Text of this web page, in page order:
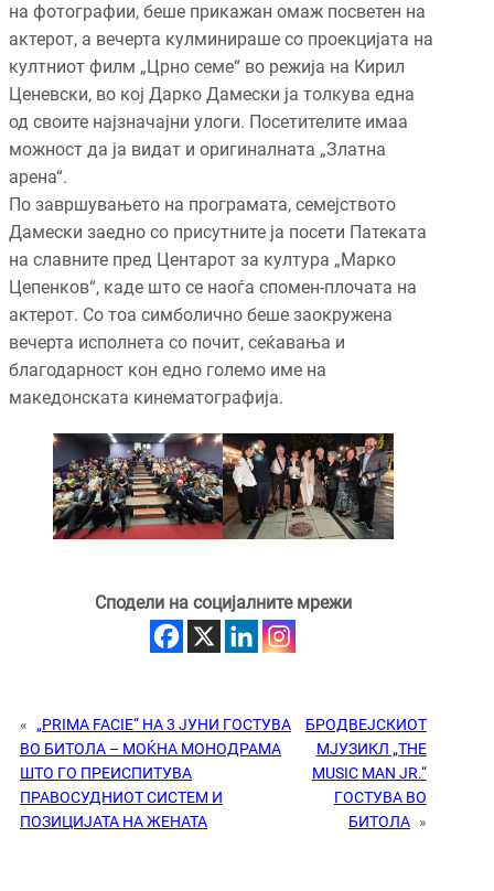
на фотографии, беше прикажан омаж посветен на
актерот, а вечерта кулминираше со проекцијата на
култниот филм „Црно семе“ во режија на Кирил
Ценевски, во кој Дарко Дамески ја толкува една
од своите најзначајни улоги. Посетителите имаа
можност да ја видат и оригиналната „Златна
арена“.
По завршувањето на програмата, семејството
Дамески заедно со присутните ја посети Патеката
на славните пред Центарот за култура „Марко
Цепенков“, каде што се наоѓа спомен-плочата на
актерот. Со тоа симболично беше заокружена
вечерта исполнета со почит, сеќавања и
благодарност кон едно големо име на
македонската кинематографија.
Сподели на социјалните мрежи
« „PRIMA FACIE“ НА 3 ЈУНИ ГОСТУВА
ВО БИТОЛА – МОЌНА МОНОДРАМА
ШТО ГО ПРЕИСПИТУВА
ПРАВОСУДНИОТ СИСТЕМ И
ПОЗИЦИЈАТА НА ЖЕНАТА
БРОДВЕЈСКИОТ
МЈУЗИКЛ „THE
MUSIC MAN JR.“
ГОСТУВА ВО
БИТОЛА »